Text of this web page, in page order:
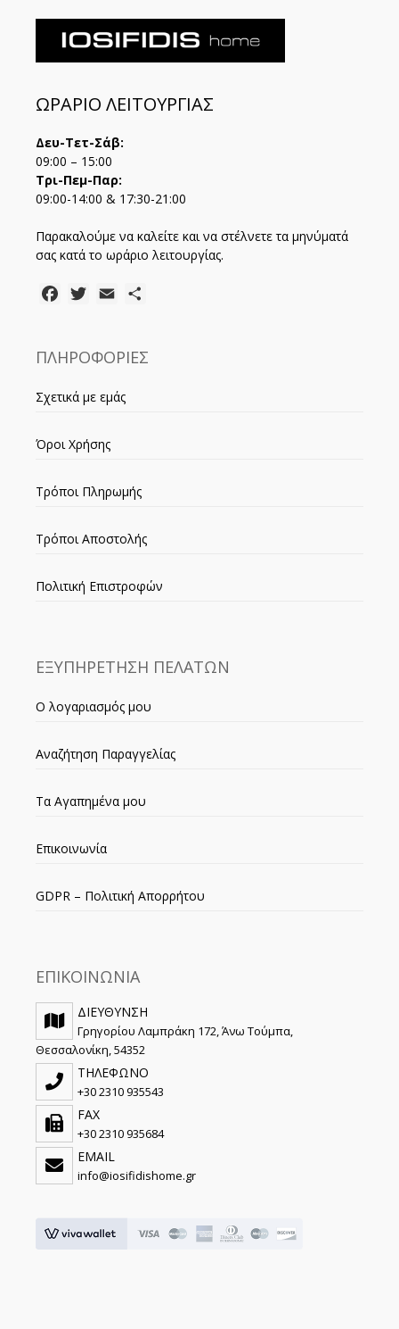
ΩΡΑΡΙΟ ΛΕΙΤΟΥΡΓΙΑΣ
Δευ-Τετ-Σάβ:
09:00 – 15:00
Τρι-Πεμ-Παρ:
09:00-14:00 & 17:30-21:00
Παρακαλούμε να καλείτε και να στέλνετε τα μηνύματά
σας κατά το ωράριο λειτουργίας.
FacebookTwitter
Email
ΠΛΗΡΟΦΟΡΙΕΣ
Σχετικά με εμάς
Όροι Χρήσης
Τρόποι Πληρωμής
Τρόποι Αποστολής
Πολιτική Επιστροφών
ΕΞΥΠΗΡΕΤΗΣΗ ΠΕΛΑΤΩΝ
Ο λογαριασμός μου
Αναζήτηση Παραγγελίας
Τα Αγαπημένα μου
Επικοινωνία
GDPR – Πολιτική Απορρήτου
ΕΠΙΚΟΙΝΩΝΙΑ
ΔΙΕΥΘΥΝΣΗ
Γρηγορίου Λαμπράκη 172, Άνω Τούμπα,
Θεσσαλονίκη, 54352
ΤΗΛΕΦΩΝΟ
+30 2310 935543
FAX
+30 2310 935684
EMAIL
info@iosifidishome.gr